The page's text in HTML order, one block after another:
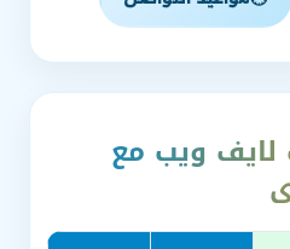
لايف ويب مع